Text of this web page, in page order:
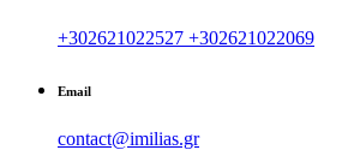
+302621022527 +302621022069
Email
contact@imilias.gr